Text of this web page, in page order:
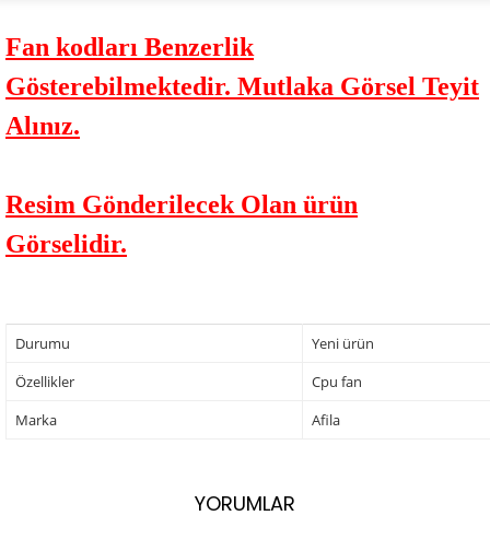
Fan kodları Benzerlik
Gösterebilmektedir. Mutlaka Görsel Teyit
Alınız.
Resim Gönderilecek Olan ürün
Görselidir.
Durumu
Yeni ürün
Özellikler
Cpu fan
Marka
Afila
YORUMLAR